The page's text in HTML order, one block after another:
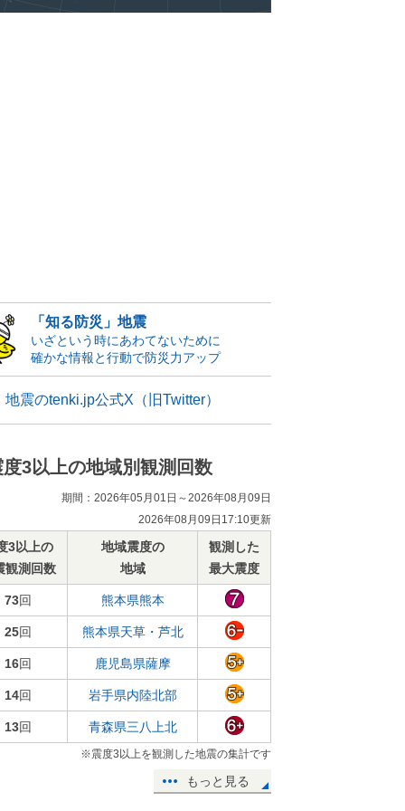
「知る防災」地震
いざという時にあわてないために
確かな情報と行動で防災力アップ
地震のtenki.jp公式X（旧Twitter）
度3以上の地域別観測回数
期間：2026年05月01日～2026年08月09日
2026年08月09日17:10更新
3以上の
観測回数
地域震度の
地域
観測した
最大震度
73回 熊本県熊本
25回 熊本県天草・芦北
16回 鹿児島県薩摩
14回 岩手県内陸北部
13回 青森県三八上北
※震度3以上を観測した地震の集計です
もっと見る